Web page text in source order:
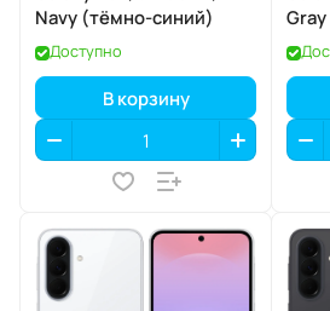
Navy (тёмно-синий)
Доступно
В корзину